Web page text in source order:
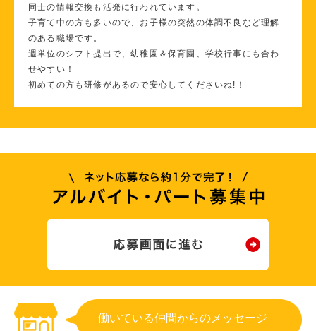
同士の情報交換も活発に行われています。
子育て中の方も多いので、お子様の突然の体調不良など理解
のある職場です。
週単位のシフト提出で、幼稚園＆保育園、学校行事にも合わ
せやすい！
初めての方も研修があるので安心してくださいね!！
働いている仲間からのメッセージ